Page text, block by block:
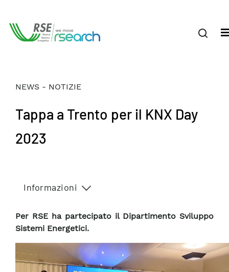
NEWS - NOTIZIE
Tappa a Trento per il KNX Day
2023
Informazioni
Per RSE ha partecipato il Dipartimento Sviluppo
Sistemi Energetici.